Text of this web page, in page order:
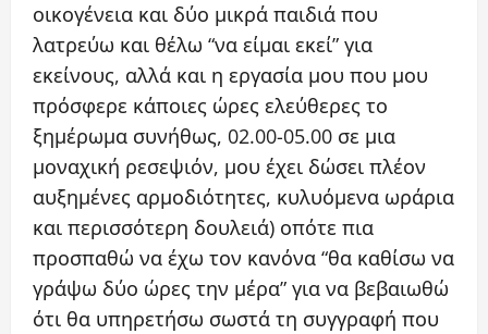
οικογένεια και δύο μικρά παιδιά που
λατρεύω και θέλω “να είμαι εκεί” για
εκείνους, αλλά και η εργασία μου που μου
πρόσφερε κάποιες ώρες ελεύθερες το
ξημέρωμα συνήθως, 02.00-05.00 σε μια
μοναχική ρεσεψιόν, μου έχει δώσει πλέον
αυξημένες αρμοδιότητες, κυλυόμενα ωράρια
και περισσότερη δουλειά) οπότε πια
προσπαθώ να έχω τον κανόνα “θα καθίσω να
γράψω δύο ώρες την μέρα” για να βεβαιωθώ
ότι θα υπηρετήσω σωστά τη συγγραφή που